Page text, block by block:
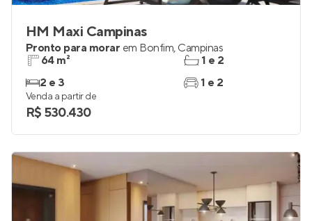
HM Maxi Campinas
Pronto para morar em Bonfim, Campinas
64 m²
2 e 3
1 e 2
1 e 2
Venda a partir de
R$ 530.430